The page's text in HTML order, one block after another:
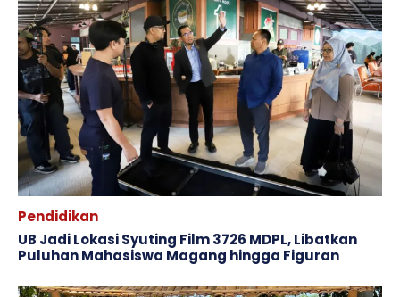
Pendidikan
UB Jadi Lokasi Syuting Film 3726 MDPL, Libatkan
Puluhan Mahasiswa Magang hingga Figuran